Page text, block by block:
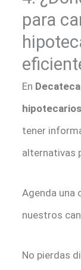
para
En Decateca
hipotecarios
tener
alternativas
Agenda una
nuestros
No pierdas